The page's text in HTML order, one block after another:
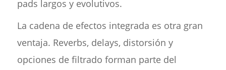
pads largos y evolutivos.
La cadena de efectos integrada es otra gran
ventaja. Reverbs, delays, distorsión y
opciones de filtrado forman parte del